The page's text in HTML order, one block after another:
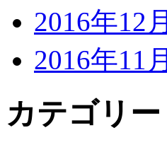
2016年12月
2016年11月
カテゴリー